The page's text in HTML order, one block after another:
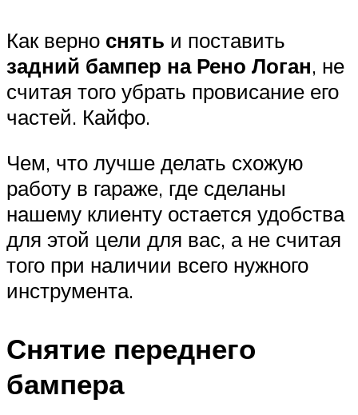
Как верно снять и поставить
задний бампер на Рено Логан, не
считая того убрать провисание его
частей. Кайфо.
Чем, что лучше делать схожую
работу в гараже, где сделаны
нашему клиенту остается удобства
для этой цели для вас, а не считая
того при наличии всего нужного
инструмента.
Снятие переднего
бампера